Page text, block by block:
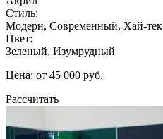
Стиль:
Модерн, Современный, Хай-тек
Цвет:
Зеленый, Изумрудный
Цена: от 45 000 руб.
Рассчитать